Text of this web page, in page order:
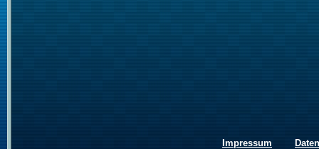
Impressum